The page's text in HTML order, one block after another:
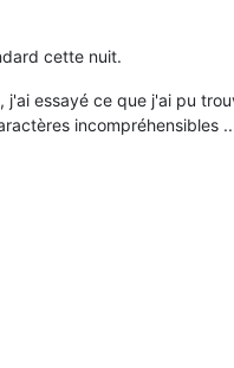
cette nuit.
essayé ce que j'ai pu
incompréhensibles